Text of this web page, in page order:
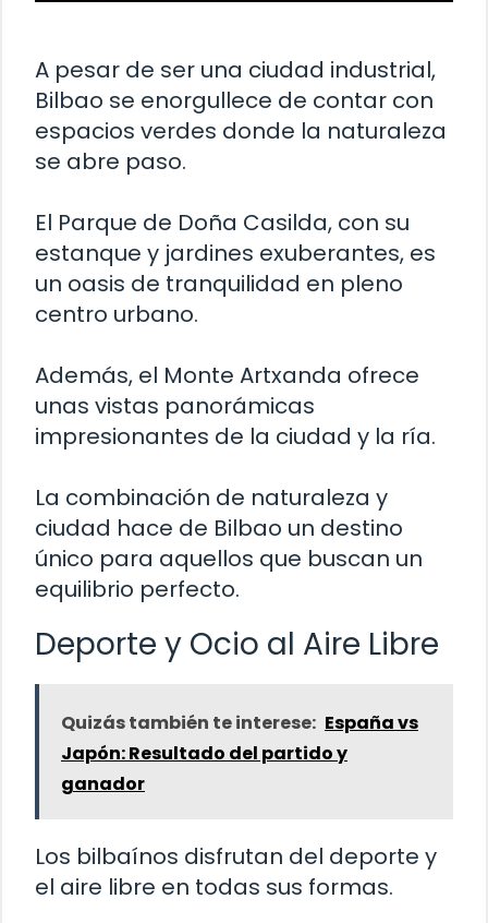
A pesar de ser una ciudad industrial,
Bilbao se enorgullece de contar con
espacios verdes donde la naturaleza
se abre paso.
El Parque de Doña Casilda, con su
estanque y jardines exuberantes, es
un oasis de tranquilidad en pleno
centro urbano.
Además, el Monte Artxanda ofrece
unas vistas panorámicas
impresionantes de la ciudad y la ría.
La combinación de naturaleza y
ciudad hace de Bilbao un destino
único para aquellos que buscan un
equilibrio perfecto.
Deporte y Ocio al Aire Libre
Quizás también te interese: España vs
Japón: Resultado del partido y
ganador
Los bilbaínos disfrutan del deporte y
el aire libre en todas sus formas.